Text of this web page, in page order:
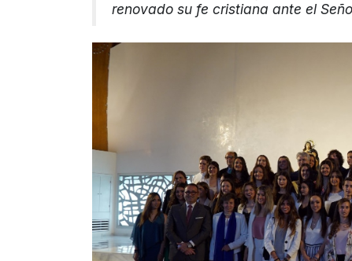
renovado su fe cristiana ante el